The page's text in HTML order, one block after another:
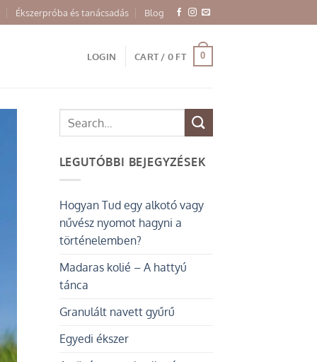
Ékszerpróba és tanácsadás Blog
LOGIN CART / 0 FT 0
LEGUTÓBBI BEJEGYZÉSEK
Hogyan Tud egy alkotó vagy
nűvész nyomot hagyni a
történelemben?
Madaras kolié – A hattyú
tánca
Granulált navett gyűrű
Egyedi ékszer